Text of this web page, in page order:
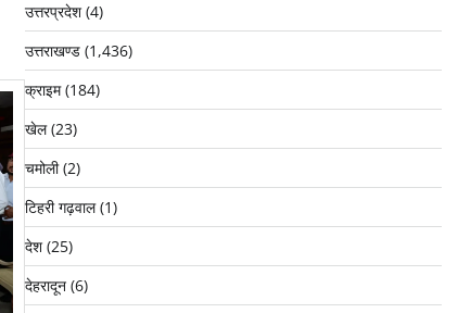
उत्तरप्रदेश(4)
उत्तराखण्ड(1,436)
क्राइम(184)
खेल(23)
चमोली(2)
टिहरी गढ़वाल(1)
देश(25)
देहरादून(6)